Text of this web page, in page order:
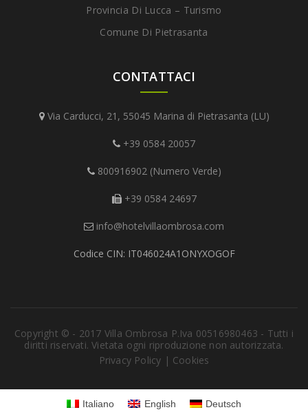
Provincia Di Lucca – Turismo
Comune Di Pietrasanta
CONTATTACI
Via Carducci, 21, 55045 Marina di Pietrasanta (LU)
+39 0584 20057
800916902 (Numero Verde)
+39 0584 24697
info@hotelvillaombrosa.com
Codice CIN: IT046024A1ONYXOGOF
Copyright © - 2017 Villa Ombrosa P.Iva 00516980463 - Tutti i
diritti riservati. Vietata ogni riproduzione non autorizzata.
Privacy Policy | Cookies
Italiano English Deutsch